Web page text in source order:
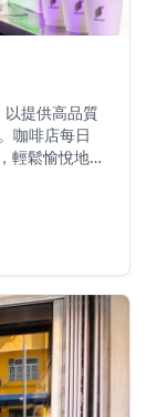
提供高品質
咖啡店每日
輕鬆愉悅地
而廣受歡